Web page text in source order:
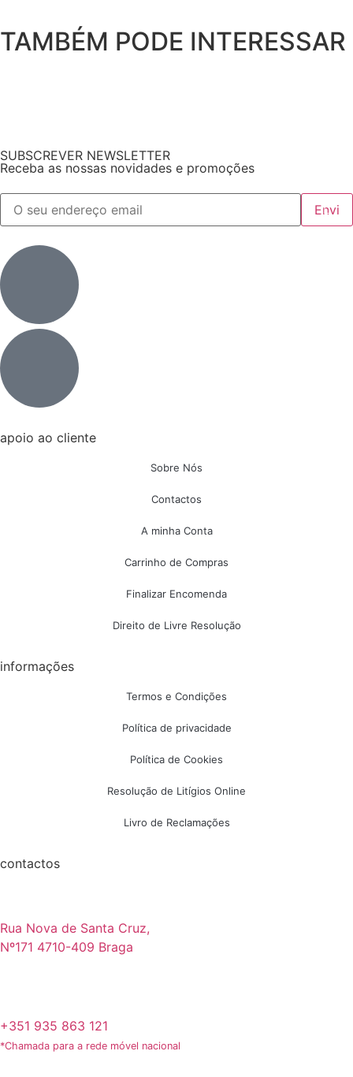
TAMBÉM PODE INTERESSAR
SUBSCREVER NEWSLETTER
Receba as nossas novidades e promoções
apoio ao cliente
Sobre Nós
Contactos
A minha Conta
Carrinho de Compras
Finalizar Encomenda
Direito de Livre Resolução
informações
Termos e Condições
Política de privacidade
Política de Cookies
Resolução de Litígios Online
Livro de Reclamações
contactos
Rua Nova de Santa Cruz,
Nº171 4710-409 Braga
+351 935 863 121
*Chamada para a rede móvel nacional